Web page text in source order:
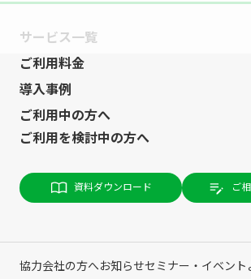
サービス一覧
ご利用料金
導入事例
ご利用中の方へ
ご利用を検討中の方へ
資料ダウンロード ご
協力会社の方へお知らせセミナー・イベント